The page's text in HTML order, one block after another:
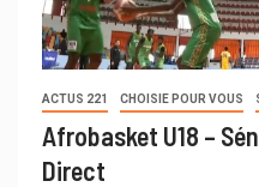
ACTUS 221 CHOISIE POUR VOUS
Afrobasket U18 –
Direct